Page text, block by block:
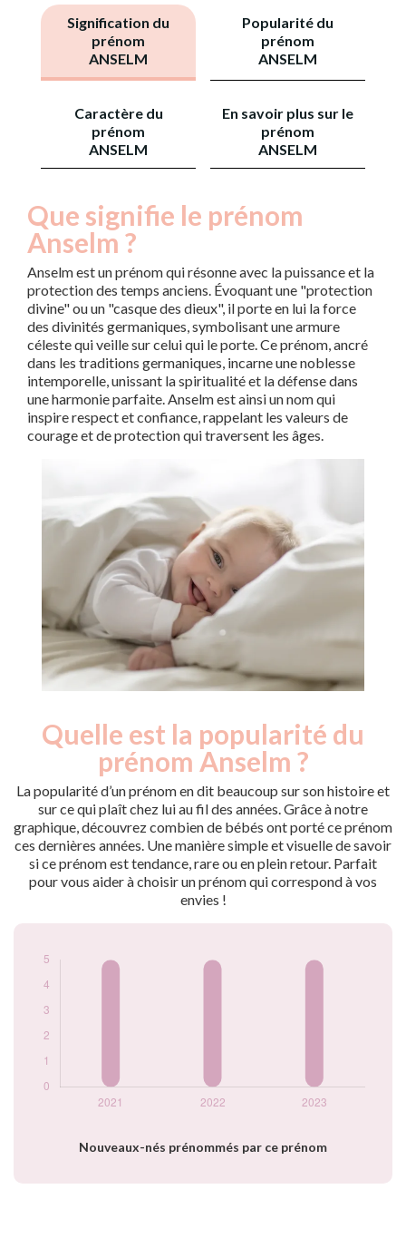
Signification du
prénom
ANSELM
Popularité du
prénom
ANSELM
Caractère du
prénom
ANSELM
En savoir plus sur le
prénom
ANSELM
Que signifie le prénom
Anselm ?
Anselm est un prénom qui résonne avec la puissance et la
protection des temps anciens. Évoquant une "protection
divine" ou un "casque des dieux", il porte en lui la force
des divinités germaniques, symbolisant une armure
céleste qui veille sur celui qui le porte. Ce prénom, ancré
dans les traditions germaniques, incarne une noblesse
intemporelle, unissant la spiritualité et la défense dans
une harmonie parfaite. Anselm est ainsi un nom qui
inspire respect et confiance, rappelant les valeurs de
courage et de protection qui traversent les âges.
Quelle est la popularité du
prénom Anselm ?
La popularité d’un prénom en dit beaucoup sur son histoire et
sur ce qui plaît chez lui au fil des années. Grâce à notre
graphique, découvrez combien de bébés ont porté ce prénom
ces dernières années. Une manière simple et visuelle de savoir
si ce prénom est tendance, rare ou en plein retour. Parfait
pour vous aider à choisir un prénom qui correspond à vos
envies !
Nouveaux-nés prénommés par ce prénom
Popularité du
prénom Anselm par
année
Année
Nouveaux-
nés
2022
5
2023
5